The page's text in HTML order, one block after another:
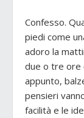
Confesso.
piedi come
adoro la
due o tre ore
appunto,
pensieri
facilità e le